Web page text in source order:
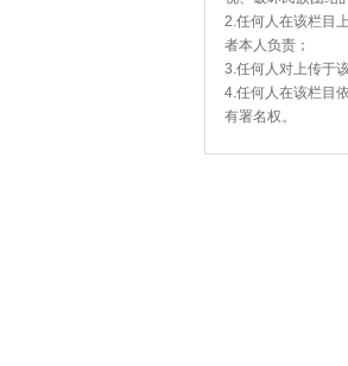
2.任何人在该栏目
者本人负责；
3.任何人对上传于
4.任何人在该栏目
有署名权。